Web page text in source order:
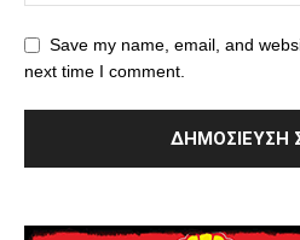
Save my name, email, and
next time I comment.